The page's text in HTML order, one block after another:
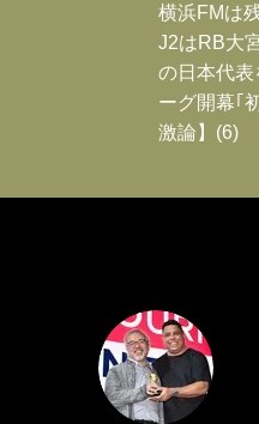
横浜FMは
J2はRB大
の日本代表
ーグ開幕｢
激論】(6)